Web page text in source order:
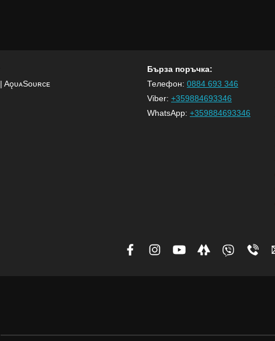
| AǫᴜᴀSᴏᴜʀᴄᴇ
Бърза поръчка:
Телефон: 0884 693 346
Viber: +359884693346
WhatsApp: +359884693346